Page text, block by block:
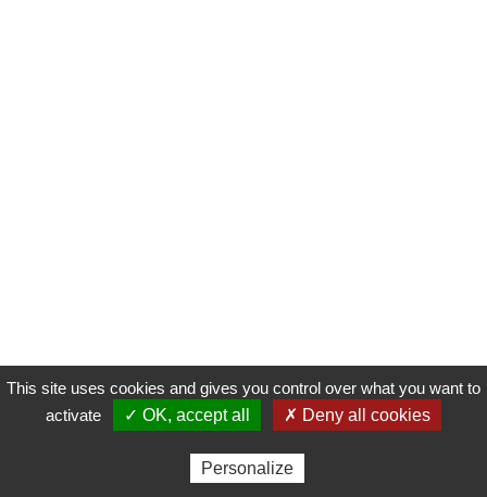
This site uses cookies and gives you control over what you want to
activate
✓ OK, accept all ✗ Deny all cookies
Personalize